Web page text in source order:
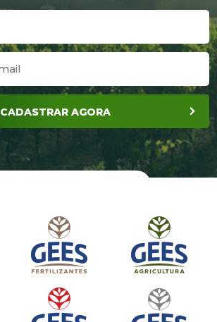
CADASTRAR AGORA